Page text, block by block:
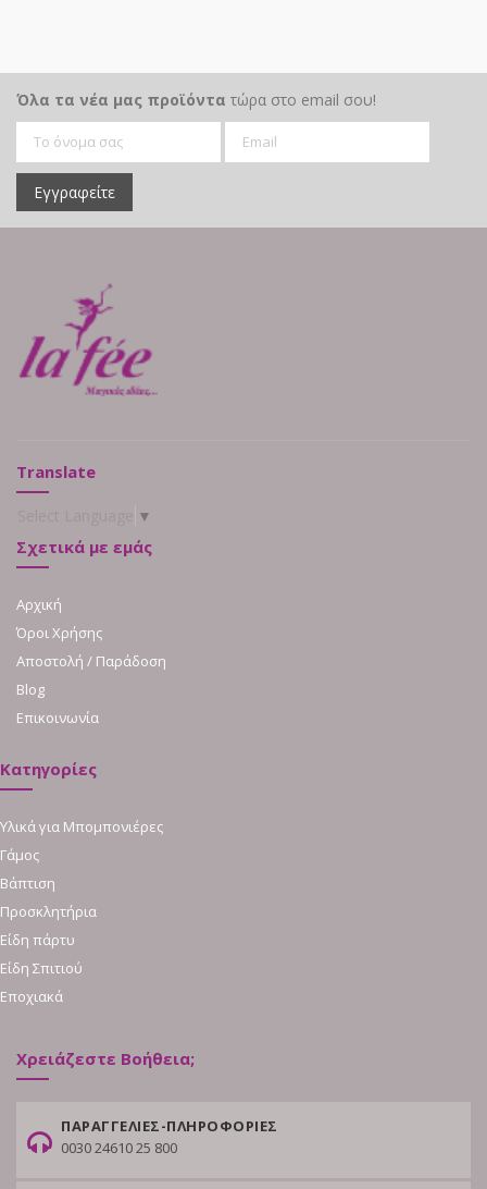
Όλα τα νέα μας προϊόντα τώρα στο email σου!
Εγγραφείτε
Translate
▼
Σχετικά με εμάς
Αρχική
Όροι Χρήσης
Αποστολή / Παράδοση
Blog
Επικοινωνία
Κατηγορίες
Υλικά για Μπομπονιέρες
Γάμος
Βάπτιση
Προσκλητήρια
Είδη πάρτυ
Είδη Σπιτιού
Εποχιακά
Χρειάζεστε Βοήθεια;
ΠΑΡΑΓΓΕΛΙΕΣ-ΠΛΗΡΟΦΟΡΙΕΣ
0030 24610 25 800